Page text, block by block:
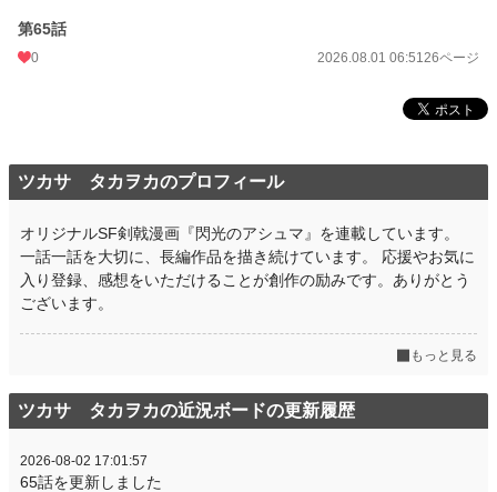
第65話
0 2026.08.01 06:5126ページ
ツカサ タカヲカのプロフィール
オリジナルSF剣戟漫画『閃光のアシュマ』を連載しています。
一話一話を大切に、長編作品を描き続けています。 応援やお気に
入り登録、感想をいただけることが創作の励みです。ありがとう
ございます。
もっと見る
ツカサ タカヲカの近況ボードの更新履歴
2026-08-02 17:01:57
65話を更新しました